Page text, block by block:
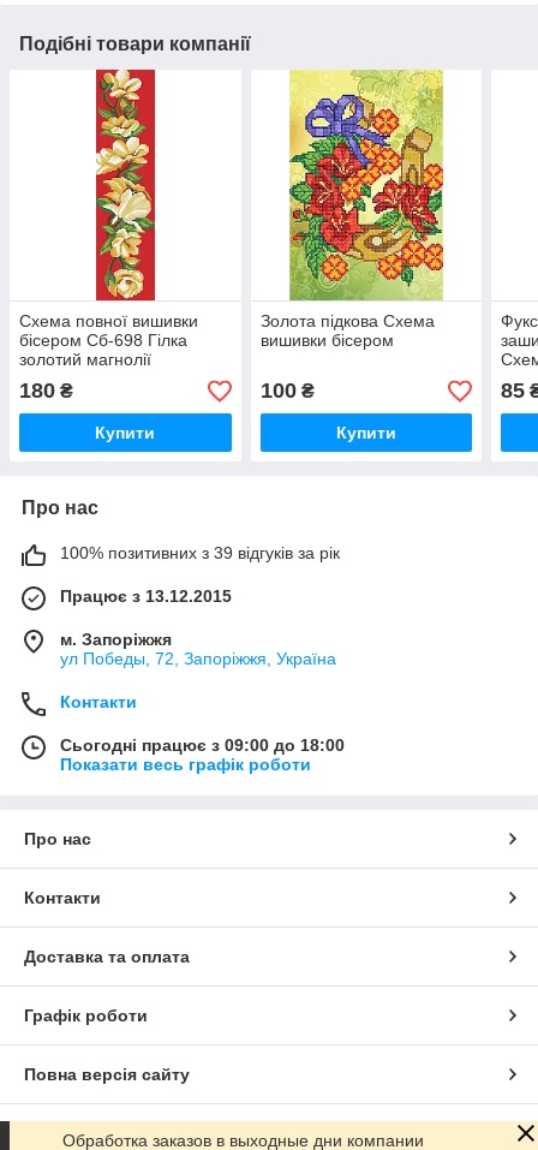
Подібні товари компанії
Схема повної вишивки
бісером Сб-698 Гілка
золотий магнолії
(червоний фон)
180 ₴
Купити
Золота підкова Схема
вишивки бісером
100₴
Купити
85
Про нас
100% позитивних з 39 відгуків за рік
Працює з 13.12.2015
м. Запоріжжя
ул Победы, 72, Запоріжжя, Україна
Контакти
Сьогодні працює з 09:00 до 18:00
Показати весь графік роботи
Про нас
Контакти
Доставка та оплата
Графік роботи
Повна версія сайту
Сайт створено на маркетплейсіProm.ua
Обработка заказов в выходные дни компании